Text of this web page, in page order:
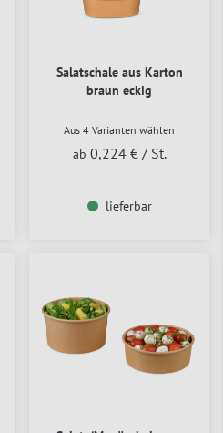
Salatschale aus Karton
braun eckig
Aus 4 Varianten wählen
ab 0,224 € / St.
lieferbar